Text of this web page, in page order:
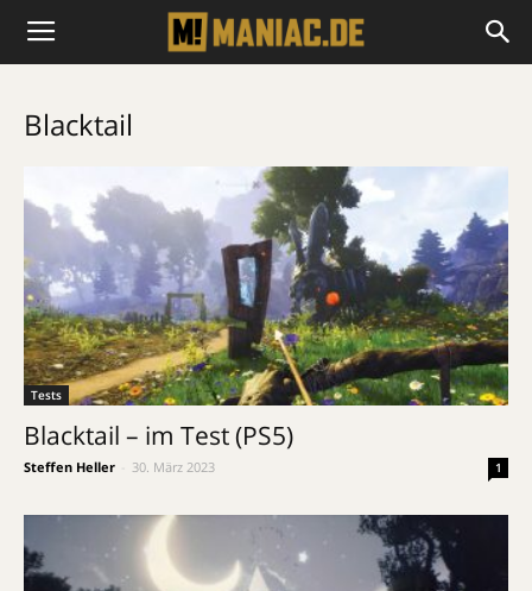
Blacktail
Tests
Blacktail – im Test (PS5)
Steffen Heller 30. März 2023 1